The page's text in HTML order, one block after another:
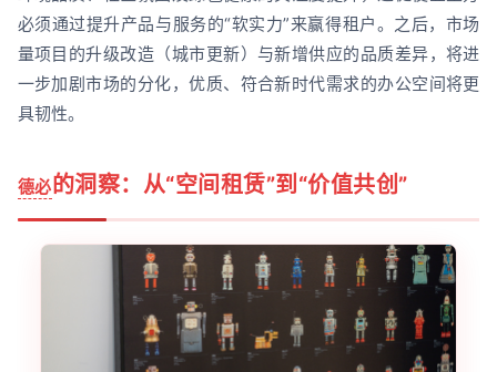
必须通过提升产品与服务的“软实力”来赢得租户。之后，市场
量项目的升级改造（城市更新）与新增供应的品质差异，将进
一步加剧市场的分化，优质、符合新时代需求的办公空间将更
具韧性。
德必的洞察：从“空间租赁”到“价值共创”